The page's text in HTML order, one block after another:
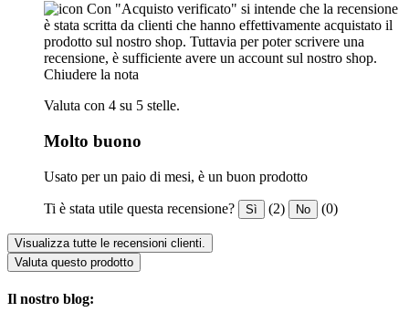
Con "Acquisto verificato" si intende che la recensione
è stata scritta da clienti che hanno effettivamente acquistato il
prodotto sul nostro shop. Tuttavia per poter scrivere una
recensione, è sufficiente avere un account sul nostro shop.
Chiudere la nota
Valuta con 4 su 5 stelle.
Molto buono
Usato per un paio di mesi, è un buon prodotto
Ti è stata utile questa recensione? Sì (2) No (0)
Visualizza tutte le recensioni clienti.
Valuta questo prodotto
Il nostro blog: